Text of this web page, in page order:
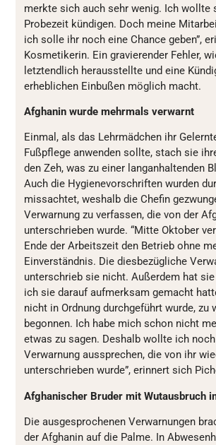
merkte sich auch sehr wenig. Ich wollte
Probezeit kündigen. Doch meine
ich solle ihr noch eine Chance geben”,
Kosmetikerin. Ein gravierender Fehler,
letztendlich herausstellte und eine
erheblichen Einbußen möglich macht.
Afghanin wurde mehrmals verwarnt
Einmal, als das Lehrmädchen ihr
Fußpflege anwenden sollte, stach sie
den Zeh, was zu einer langanhaltenden
Auch die Hygienevorschriften wurden
missachtet, weshalb die Chefin
Verwarnung zu verfassen, die von der
unterschrieben wurde. “Mitte Oktober
Ende der Arbeitszeit den Betrieb ohne
Einverständnis. Die diesbezügliche
unterschrieb sie nicht. Außerdem hat
ich sie darauf aufmerksam gemacht
nicht in Ordnung durchgeführt wurde, zu
begonnen. Ich habe mich schon nicht
etwas zu sagen. Deshalb wollte ich
Verwarnung aussprechen, die von ihr
unterschrieben wurde”, erinnert sich
Afghanischer Bruder mit Wutausbruch
Die ausgesprochenen Verwarnungen
der Afghanin auf die Palme. In